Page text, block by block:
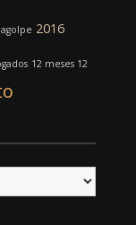
2016
12 meses 12